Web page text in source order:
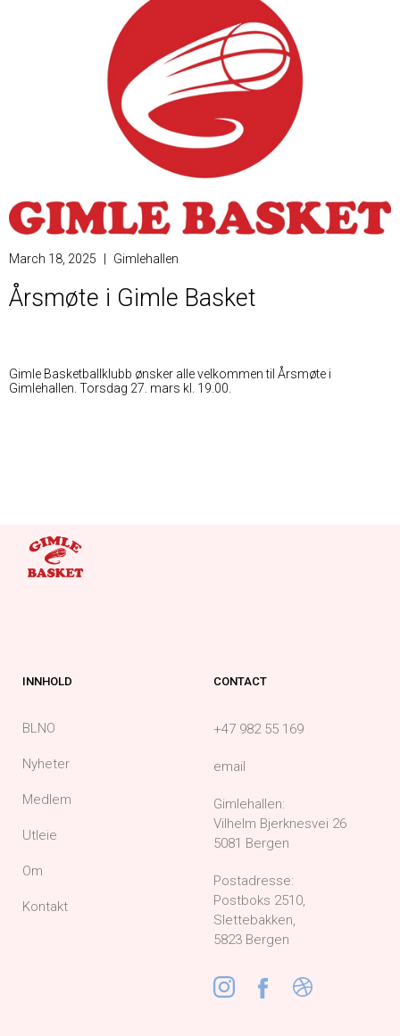
March 18, 2025 Gimlehallen
Årsmøte i Gimle Basket
Gimle Basketballklubb ønsker alle velkommen til Årsmøte i
Gimlehallen. Torsdag 27. mars kl. 19.00.
INNHOLD
BLNO
Nyheter
Medlem
Utleie
Om
Kontakt
CONTACT
+47 982 55 169
email
Gimlehallen:
Vilhelm Bjerknesvei 26
5081 Bergen
Postadresse:
Postboks 2510,
Slettebakken,
5823 Bergen